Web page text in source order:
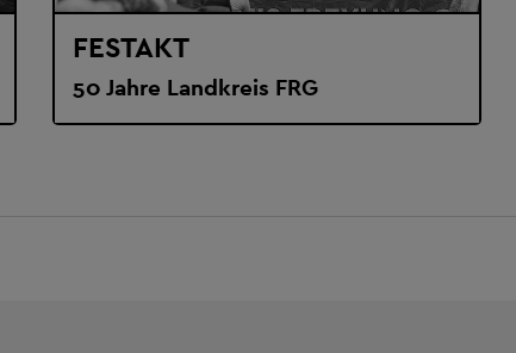
FESTAKT
50 Jahre Landkreis FRG